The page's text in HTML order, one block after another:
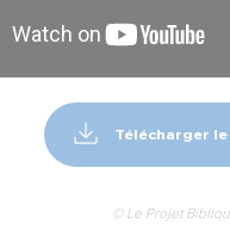
Télécharger
© Le Projet